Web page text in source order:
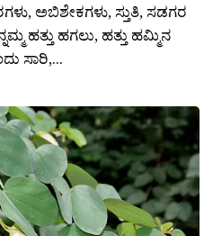
ಅಬಿಶೇಕಗಳು, ಸ್ತುತಿ, ಸಡಗರ
ಹತ್ತು ಹಗಲು, ಹತ್ತು ಹಮ್ಮಿನ
ಸಾರಿ,...